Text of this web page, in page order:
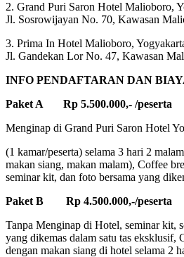
2. Grand Puri Saron Hotel Malioboro,
Jl. Sosrowijayan No. 70, Kawasan
3. Prima In Hotel Malioboro,
Jl. Gandekan Lor No. 47, Kawasan
INFO PENDAFTARAN DAN
Paket A Rp 5.500.000,- /peserta
Menginap di Grand Puri Saron Hotel
(1 kamar/peserta) selama 3 hari 2
makan siang, makan malam), Coffee
seminar kit, dan foto bersama yang
Paket B Rp 4.500.000,-/peserta
Tanpa Menginap di Hotel, seminar kit,
yang dikemas dalam satu tas eksklusif,
dengan makan siang di hotel selama 2